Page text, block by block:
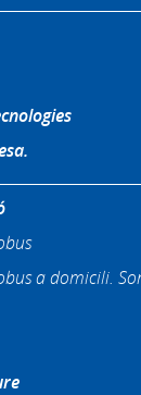
a domicili.